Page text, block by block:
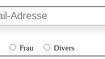
Frau Divers